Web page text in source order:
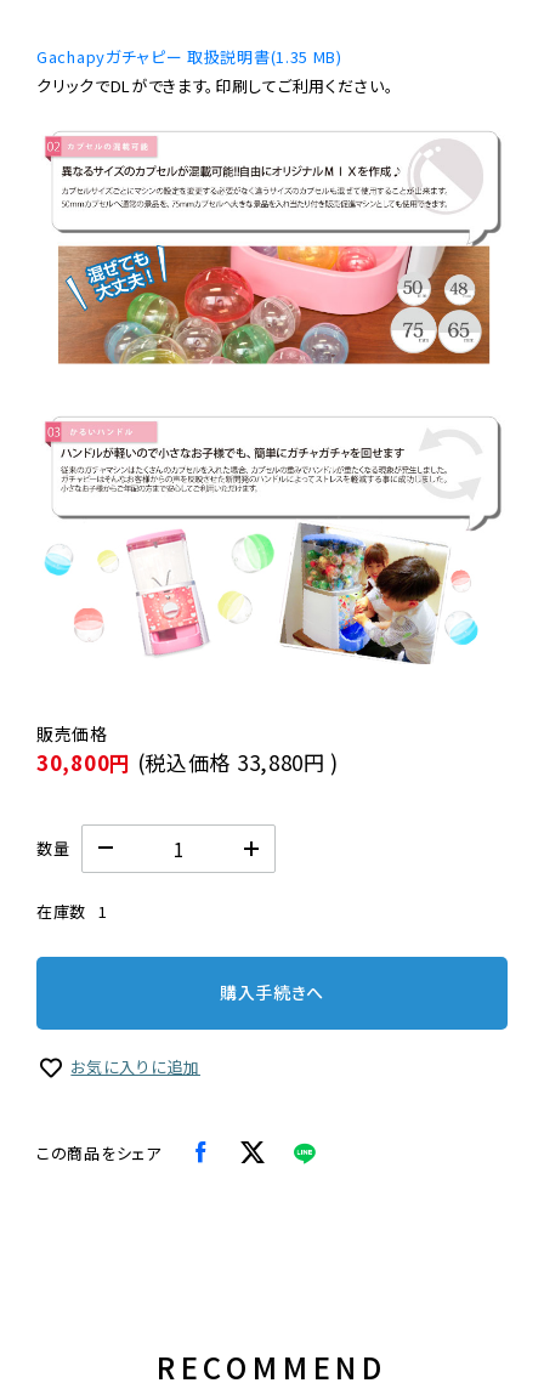
Gachapyガチャピー 取扱説明書(1.35 MB)
クリックでDLができます。印刷してご利用ください。
30,800円 (税込価格 33,880円 )
数量
在庫数 1
購入手続きへ
お気に入りに追加
この商品をシェア
RECOMMEND